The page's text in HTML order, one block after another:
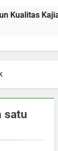
Kajian
satu